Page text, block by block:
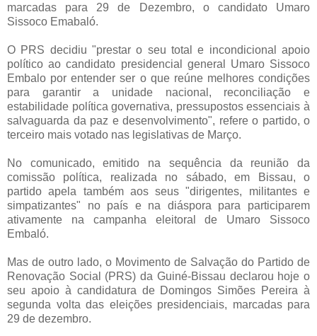
marcadas para 29 de Dezembro, o candidato Umaro
Sissoco Emabaló.
O PRS decidiu "prestar o seu total e incondicional apoio
político ao candidato presidencial general Umaro Sissoco
Embalo por entender ser o que reúne melhores condições
para garantir a unidade nacional, reconciliação e
estabilidade política governativa, pressupostos essenciais à
salvaguarda da paz e desenvolvimento", refere o partido, o
terceiro mais votado nas legislativas de Março.
No comunicado, emitido na sequência da reunião da
comissão política, realizada no sábado, em Bissau, o
partido apela também aos seus "dirigentes, militantes e
simpatizantes" no país e na diáspora para participarem
ativamente na campanha eleitoral de Umaro Sissoco
Embaló.
Mas de outro lado, o Movimento de Salvação do Partido de
Renovação Social (PRS) da Guiné-Bissau declarou hoje o
seu apoio à candidatura de Domingos Simões Pereira à
segunda volta das eleições presidenciais, marcadas para
29 de dezembro.